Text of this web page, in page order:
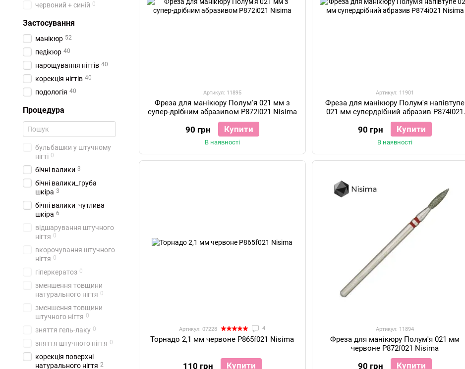
Артикул: 11895
Фреза для манікюру Полум'я 021 мм з
супер-дрібним абразивом P872i021 Nisima
90 грн Купити
В наявності
Артикул: 11901
Фреза для манікюру Полум'я напівтупе
021 мм супердрібний абразив P874i021
Nisima
90 грн Купити
В наявності
Артикул: 07228 4
Торнадо 2,1 мм червоне P865f021 Nisima
110 грн Купити
Артикул: 11894
Фреза для манікюру Полум'я 021 мм
червоне P872f021 Nisima
90 грн Купити
червоний + синій 0
Застосування
манікюр 52
педікюр 40
нарощування нігтів 40
корекція нігтів 40
подологія 40
Процедура
бульбашки у штучному
нігті 0
бічні валики 3
бічні валики_груба
шкіра 3
бічні валики_чутлива
шкіра 6
відшарування штучного
нігтя 0
вкорочування штучного
нігтя 0
гіперкератоз 0
зменшення товщини
натурального нігтя 0
зменшення товщини
штучного нігтя 0
зняття гель-лаку 0
зняття штучного нігтя 0
корекція поверхні
натурального нігтя 2